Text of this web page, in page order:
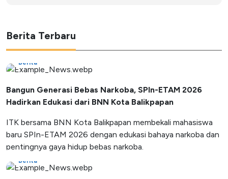
Berita Terbaru
Berita
Bangun Generasi Bebas Narkoba, SPIn-ETAM 2026
Hadirkan Edukasi dari BNN Kota Balikpapan
ITK bersama BNN Kota Balikpapan membekali mahasiswa
baru SPIn-ETAM 2026 dengan edukasi bahaya narkoba dan
pentingnya gaya hidup bebas narkoba.
Berita